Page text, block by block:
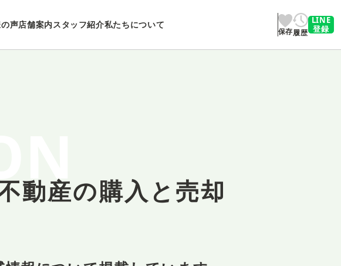
声店舗案内スタッフ紹介私たちについて
保存履歴
LINE
登録
動産の購入と売却